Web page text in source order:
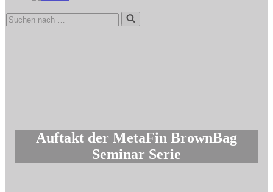
Suchen
nach …
Auftakt der MetaFin BrownBag
Seminar Serie